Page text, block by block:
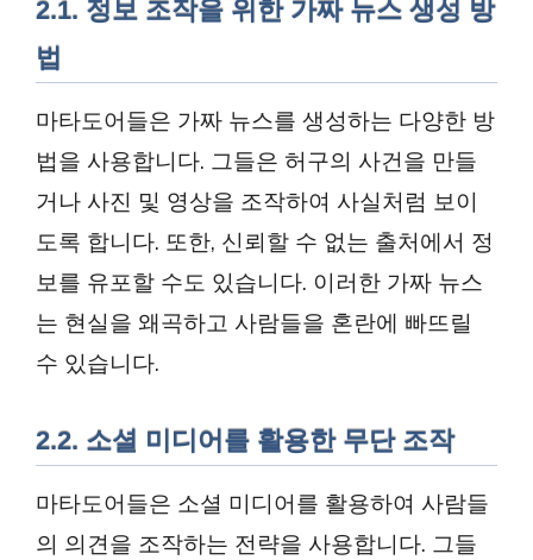
2.1. 정보 조작을 위한 가짜 뉴스 생성 방
법
마타도어들은 가짜 뉴스를 생성하는 다양한 방
법을 사용합니다. 그들은 허구의 사건을 만들
거나 사진 및 영상을 조작하여 사실처럼 보이
도록 합니다. 또한, 신뢰할 수 없는 출처에서 정
보를 유포할 수도 있습니다. 이러한 가짜 뉴스
는 현실을 왜곡하고 사람들을 혼란에 빠뜨릴
수 있습니다.
2.2. 소셜 미디어를 활용한 무단 조작
마타도어들은 소셜 미디어를 활용하여 사람들
의 의견을 조작하는 전략을 사용합니다. 그들